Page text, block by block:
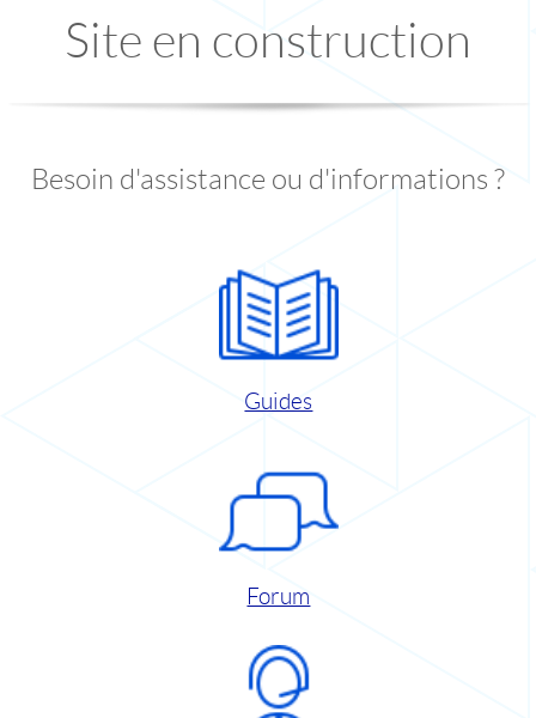
Site en construction
Besoin d'assistance ou d'informations ?
Guides
Forum